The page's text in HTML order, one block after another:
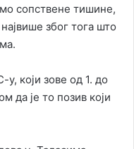
сопствене тишине,
због тога што
који зове од 1. до
да је то позив који